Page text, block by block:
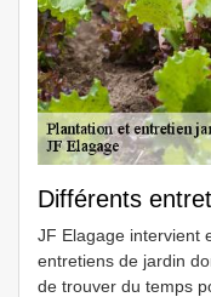
Différents
JF Elagage intervient
entretiens de jardin
de trouver du temps